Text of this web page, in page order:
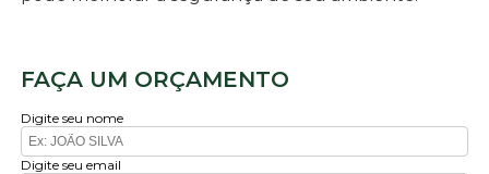
FAÇA UM ORÇAMENTO
Digite seu nome
Digite seu email